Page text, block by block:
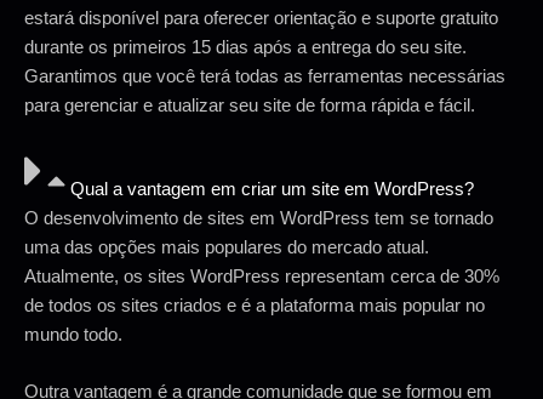
estará disponível para oferecer orientação e suporte gratuito
durante os primeiros 15 dias após a entrega do seu site.
Garantimos que você terá todas as ferramentas necessárias
para gerenciar e atualizar seu site de forma rápida e fácil.
Qual a vantagem em criar um site em WordPress?
O desenvolvimento de sites em WordPress tem se tornado
uma das opções mais populares do mercado atual.
Atualmente, os sites WordPress representam cerca de 30%
de todos os sites criados e é a plataforma mais popular no
mundo todo.
Outra vantagem é a grande comunidade que se formou em